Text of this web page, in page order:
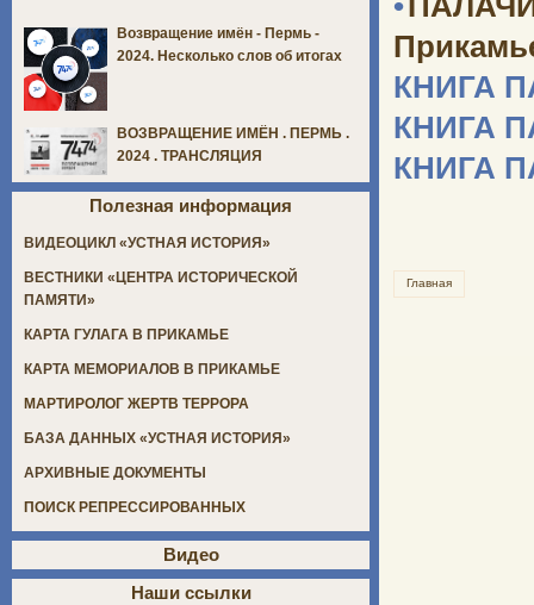
КНИГА
КНИГА
КНИГА
Главная
Возвращение имён - Пермь -
2024. Несколько слов об итогах
ВОЗВРАЩЕНИЕ ИМЁН . ПЕРМЬ .
2024 . ТРАНСЛЯЦИЯ
Полезная информация
ВИДЕОЦИКЛ «УСТНАЯ ИСТОРИЯ»
ВЕСТНИКИ «ЦЕНТРА ИСТОРИЧЕСКОЙ
ПАМЯТИ»
КАРТА ГУЛАГА В ПРИКАМЬЕ
КАРТА МЕМОРИАЛОВ В ПРИКАМЬЕ
МАРТИРОЛОГ ЖЕРТВ ТЕРРОРА
БАЗА ДАННЫХ «УСТНАЯ ИСТОРИЯ»
АРХИВНЫЕ ДОКУМЕНТЫ
ПОИСК РЕПРЕССИРОВАННЫХ
Видео
Наши ссылки